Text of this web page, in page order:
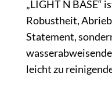
„LIGHT N BASE“
Robustheit,
Statement,
leicht zu